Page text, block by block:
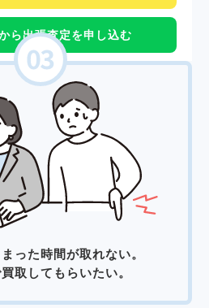
ら出張査定を申し込む
った時間が取れない。
取してもらいたい。